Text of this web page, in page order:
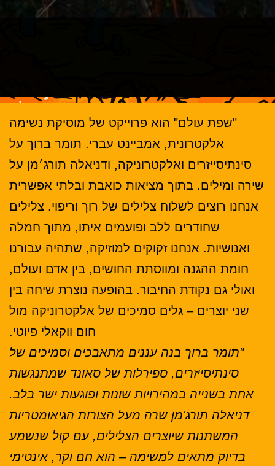
"שפת עולם" הוא פרוייקט של מוסיקת נשימה
אלקטרונית, אמביינט עברי. תומר ברוך על
סינתיסייזרים ואלקטרוניקה, ודניאלה תורג׳מן על
שירה ומילים. בתוך מציאות כואבת ובלתי אפשרית
אנחנו רוצים לשלוח צלילים של רוך וריפוי. צלילים
שחודרים ללב ופועמים איתו, מתוך חמלה
ואנושיות. אנחנו זקוקים למוזיקה, שתהיה עבורנו
חומת ההגנה ומווסתת החושים, בין אדם ועולם,
ואולי גם נקודת החיבור. בהופעה נוצרת שיחה בין
שני יוצרים – גלים סמיכים של אלקטרוניקה מול
חום ווקאלי פיוטי.
"תומר ברוך בנה עננים מתאבכים וסמיכים של
סינתיסייזרים, ספירלות של סאונד שמתנגשות
אחת בשנייה במהירויות שונות ופוגעות ישר בלב.
דניאלה תורג'מן שרה מעל הצורות הגיאומטריות
המשתנות שיוצרים הצלילים, עם קול שנשמע
בדיוק מתאים למשימה – הוא חם וקר, אינטימי